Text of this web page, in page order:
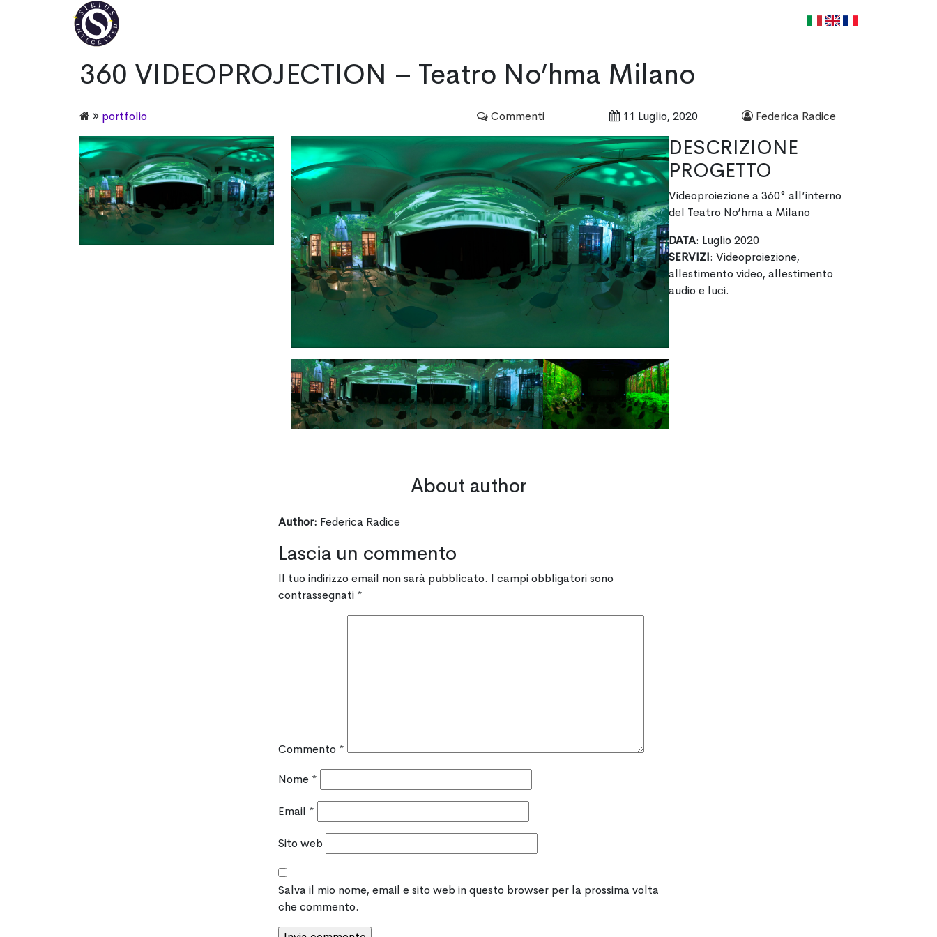
it en fr
360 VIDEOPROJECTION – Teatro No’hma Milano
portfolio Commenti 11 Luglio, 2020 Federica Radice
DESCRIZIONE
PROGETTO
Videoproiezione a 360° all’interno
del Teatro No’hma a Milano
DATA: Luglio 2020
SERVIZI: Videoproiezione,
allestimento video, allestimento
audio e luci.
About author
Author: Federica Radice
Lascia un commento
Il tuo indirizzo email non sarà pubblicato. I campi obbligatori sono
contrassegnati *
Commento *
Nome *
Email *
Sito web
Salva il mio nome, email e sito web in questo browser per la prossima volta
che commento.